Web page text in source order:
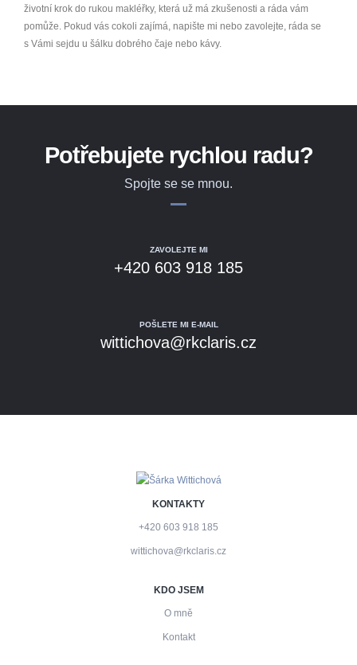
životní krok do rukou makléřky, která už má zkušenosti a ráda vám
pomůže. Pokud vás cokoli zajímá, napište mi nebo zavolejte, ráda se
s Vámi sejdu u šálku dobrého čaje nebo kávy.
Potřebujete rychlou radu?
Spojte se se mnou.
ZAVOLEJTE MI
+420 603 918 185
POŠLETE MI E-MAIL
wittichova@rkclaris.cz
KONTAKTY
+420 603 918 185
wittichova@rkclaris.cz
KDO JSEM
O mně
Kontakt